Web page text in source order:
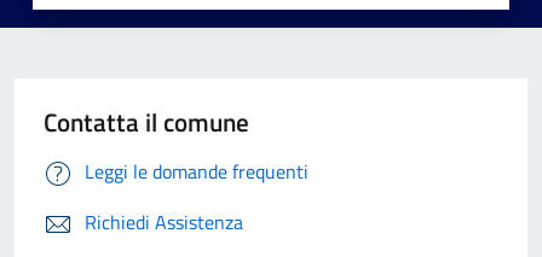
Contatta il comune
Leggi le domande frequenti
Richiedi Assistenza